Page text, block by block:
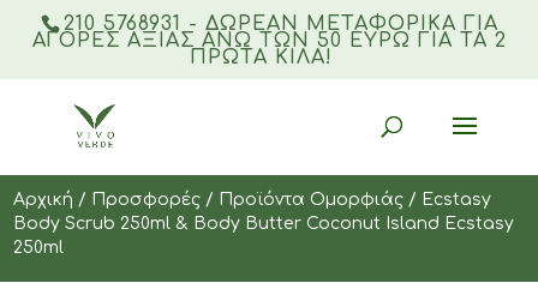
210 5768931 - ΔΩΡΕΑΝ ΜΕΤΑΦΟΡΙΚΆ ΓΙΑ
ΑΓΟΡΈΣ ΑΞΊΑΣ ΆΝΩ ΤΩΝ 50 ΕΥΡΏ ΓΙΑ ΤΑ 2
ΠΡΏΤΑ ΚΙΛΆ!
Αρχική / Προσφορές / Προϊόντα Ομορφιάς / Ecstasy
Body Scrub 250ml & Body Butter Coconut Island Ecstasy
250ml